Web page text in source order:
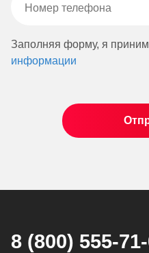
Заполняя форму, я
информации
8 (800) 555-